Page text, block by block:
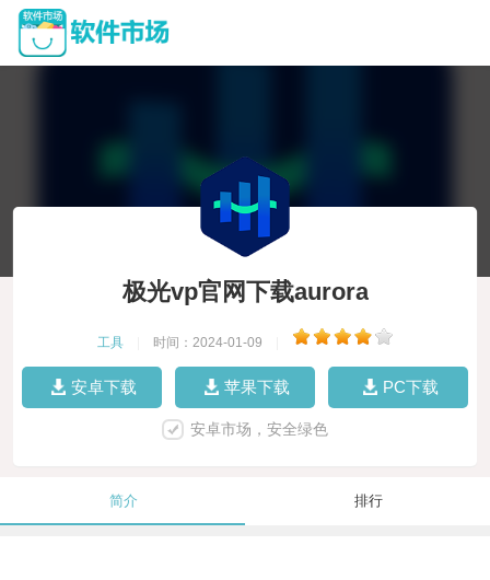
极光vp官网下载aurora
工具 时间：2024-01-09
安卓下载 苹果下载 PC下载
安卓市场，安全绿色
简介 排行